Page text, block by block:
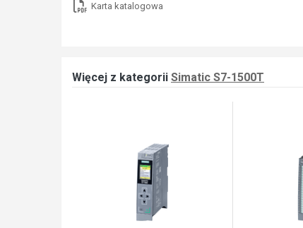
Karta katalogowa
Więcej z kategorii Simatic S7-1500T